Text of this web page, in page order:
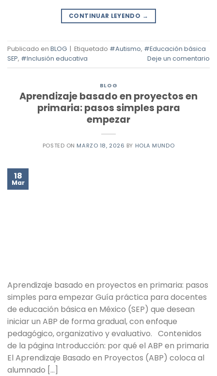
CONTINUAR LEYENDO →
Publicado en BLOG | Etiquetado #Autismo, #Educación básica
SEP, #Inclusión educativa Deje un comentario
BLOG
Aprendizaje basado en proyectos en
primaria: pasos simples para
empezar
POSTED ON MARZO 18, 2026 BY HOLA MUNDO
18
Mar
Aprendizaje basado en proyectos en primaria: pasos
simples para empezar Guía práctica para docentes
de educación básica en México (SEP) que desean
iniciar un ABP de forma gradual, con enfoque
pedagógico, organizativo y evaluativo. Contenidos
de la página Introducción: por qué el ABP en primaria
El Aprendizaje Basado en Proyectos (ABP) coloca al
alumnado […]